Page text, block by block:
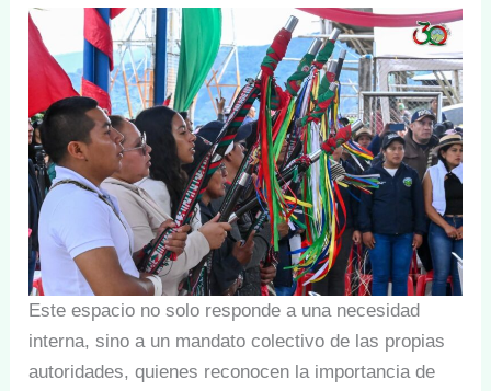
Este espacio no solo responde a una necesidad
interna, sino a un mandato colectivo de las propias
autoridades, quienes reconocen la importancia de